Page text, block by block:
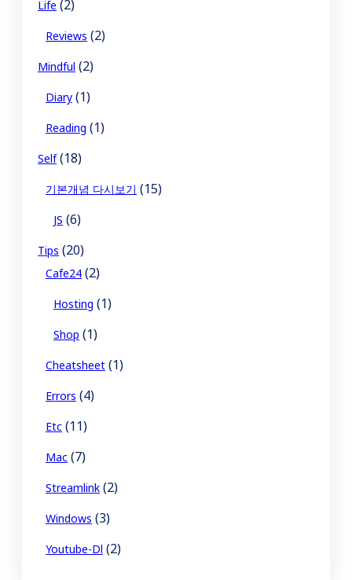
Life (2)
Reviews (2)
Mindful (2)
Diary (1)
Reading (1)
Self(18)
기본개념 다시보기 (15)
JS (6)
Tips (20)
Cafe24 (2)
Hosting (1)
Shop (1)
Cheatsheet (1)
Errors (4)
Etc (11)
Mac (7)
Streamlink (2)
Windows (3)
Youtube-Dl (2)